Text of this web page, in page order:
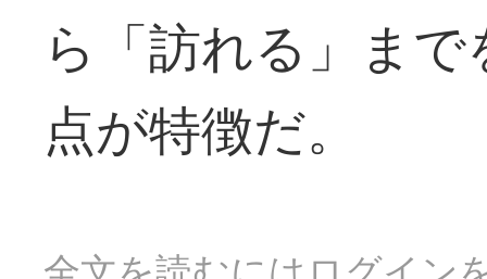
ら「訪れる」ま
点が特徴だ。